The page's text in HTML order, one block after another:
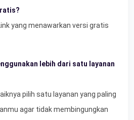
yang menawarkan versi gratis
lebih dari satu layanan
pilih satu layanan yang paling
agar tidak membingungkan